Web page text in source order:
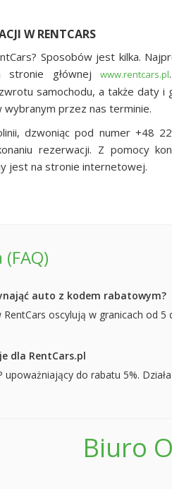
W RENTCARS
Sposobów jest kilka.
stronie głównej www.rentcars.pl
samochodu, a także daty i
przez nas terminie.
dzwoniąc pod numer +48
rezerwacji. Z pomocy
jest na stronie internetowej.
auto z kodem rabatowym?
oscylują w granicach od
dla RentCars.pl
do rabatu 5%.
Biuro